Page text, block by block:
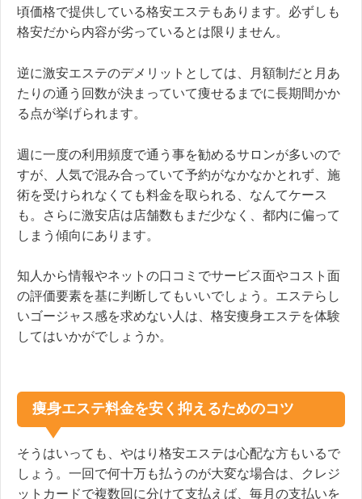
頃価格で提供している格安エステもあります。必ずしも
格安だから内容が劣っているとは限りません。
逆に激安エステのデメリットとしては、月額制だと月あ
たりの通う回数が決まっていて痩せるまでに長期間かか
る点が挙げられます。
週に一度の利用頻度で通う事を勧めるサロンが多いので
すが、人気で混み合っていて予約がなかなかとれず、施
術を受けられなくても料金を取られる、なんてケース
も。さらに激安店は店舗数もまだ少なく、都内に偏って
しまう傾向にあります。
知人から情報やネットの口コミでサービス面やコスト面
の評価要素を基に判断してもいいでしょう。エステらし
いゴージャス感を求めない人は、格安痩身エステを体験
してはいかがでしょうか。
痩身エステ料金を安く抑えるためのコツ
そうはいっても、やはり格安エステは心配な方もいるで
しょう。一回で何十万も払うのが大変な場合は、クレジ
ットカードで複数回に分けて支払えば、毎月の支払いを